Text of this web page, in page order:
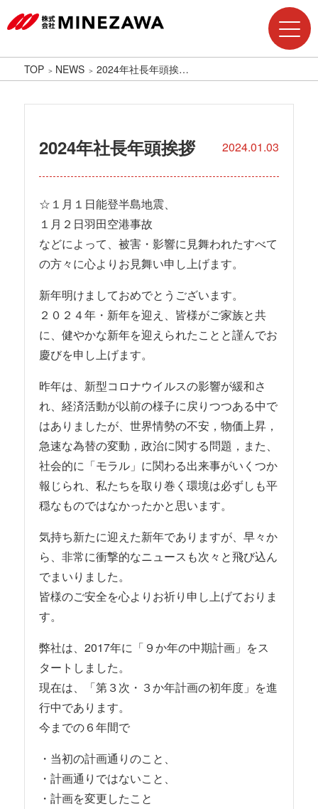
TOP NEWS 2024年社長年頭挨…
2024年社長年頭挨拶 2024.01.03
☆１月１日能登半島地震、
１月２日羽田空港事故
などによって、被害・影響に見舞われたすべて
の方々に心よりお見舞い申し上げます。
新年明けましておめでとうございます。
２０２４年・新年を迎え、皆様がご家族と共
に、健やかな新年を迎えられたことと謹んでお
慶びを申し上げます。
昨年は、新型コロナウイルスの影響が緩和さ
れ、経済活動が以前の様子に戻りつつある中で
はありましたが、世界情勢の不安，物価上昇，
急速な為替の変動，政治に関する問題，また、
社会的に「モラル」に関わる出来事がいくつか
報じられ、私たちを取り巻く環境は必ずしも平
穏なものではなかったかと思います。
気持ち新たに迎えた新年でありますが、早々か
ら、非常に衝撃的なニュースも次々と飛び込ん
でまいりました。
皆様のご安全を心よりお祈り申し上げておりま
す。
弊社は、2017年に「９か年の中期計画」をス
タートしました。
現在は、「第３次・３か年計画の初年度」を進
行中であります。
今までの６年間で
・当初の計画通りのこと、
・計画通りではないこと、
・計画を変更したこと